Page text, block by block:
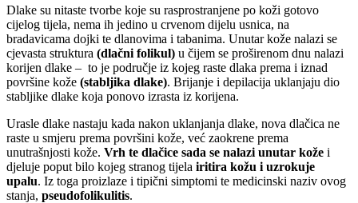
Dlake su nitaste tvorbe koje su rasprostranjene po koži gotovo
cijelog tijela, nema ih jedino u crvenom dijelu usnica, na
bradavicama dojki te dlanovima i tabanima. Unutar kože nalazi se
cjevasta struktura (dlačni folikul) u čijem se proširenom dnu nalazi
korijen dlake – to je područje iz kojeg raste dlaka prema i iznad
površine kože (stabljika dlake). Brijanje i depilacija uklanjaju dio
stabljike dlake koja ponovo izrasta iz korijena.
Urasle dlake nastaju kada nakon uklanjanja dlake, nova dlačica ne
raste u smjeru prema površini kože, već zaokrene prema
unutrašnjosti kože. Vrh te dlačice sada se nalazi unutar kože i
djeluje poput bilo kojeg stranog tijela iritira kožu i uzrokuje
upalu. Iz toga proizlaze i tipični simptomi te medicinski naziv ovog
stanja, pseudofolikulitis.